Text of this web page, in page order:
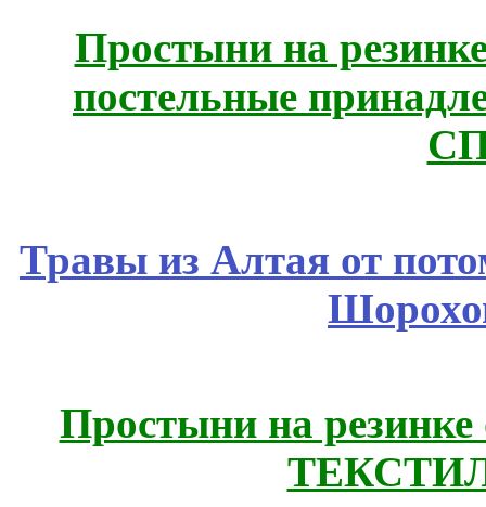
Простыни на
постельные
Травы из Алтая от
Простыни на